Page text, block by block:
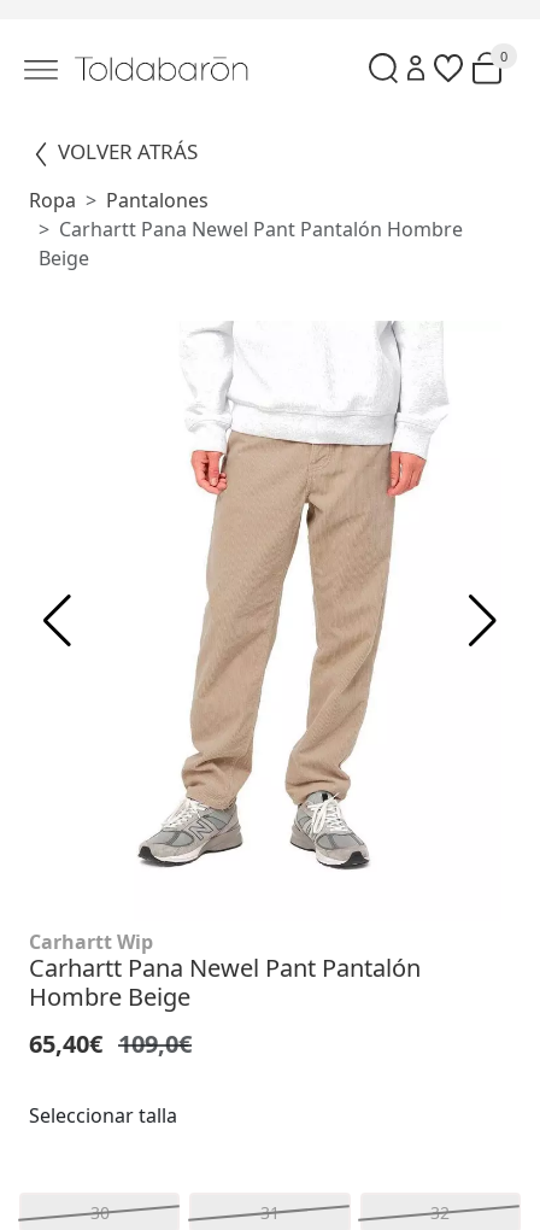
0
VOLVER ATRÁS
Ropa
Pantalones
Carhartt Pana Newel Pant Pantalón Hombre
Beige
Carhartt Wip
Carhartt Pana Newel Pant Pantalón
Hombre Beige
65,40€ 109,0€
Seleccionar talla
30 31 32